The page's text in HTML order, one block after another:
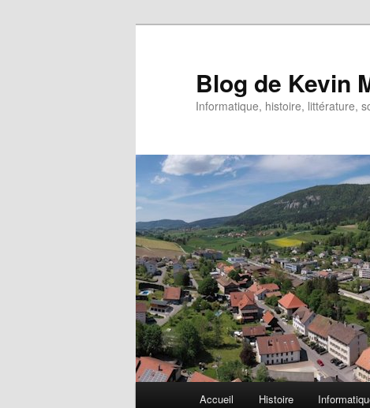
Blog de Kevin
Informatique, histoire, littérature,
Accueil Histoire